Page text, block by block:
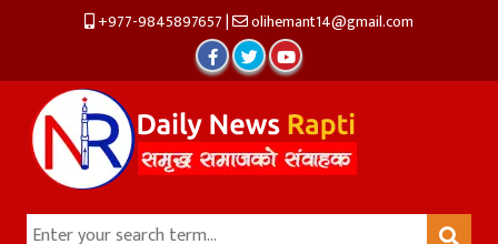
+977-9845897657| olihemant14@gmail.com